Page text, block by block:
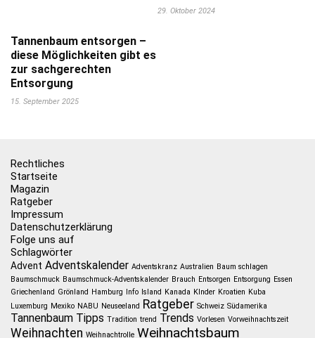
29. Oktober 2024
Tannenbaum entsorgen –
diese Möglichkeiten gibt es
zur sachgerechten
Entsorgung
15. September 2025
Rechtliches
Startseite
Magazin
Ratgeber
Impressum
Datenschutzerklärung
Folge uns auf
Schlagwörter
Advent Adventskalender Adventskranz Australien Baum schlagen
Baumschmuck Baumschmuck-Adventskalender Brauch Entsorgen Entsorgung Essen
Griechenland Grönland Hamburg Info Island Kanada KInder Kroatien Kuba
Luxemburg Mexiko NABU Neuseeland Ratgeber Schweiz Südamerika
Tannenbaum Tipps Tradition trend Trends Vorlesen Vorweihnachtszeit
Weihnachten Weihnachtrolle Weihnachtsbaum